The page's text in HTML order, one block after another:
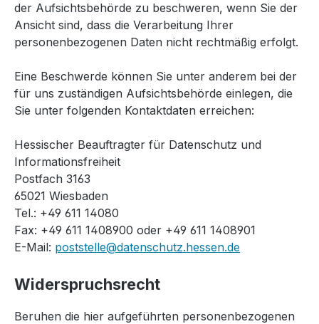
der Aufsichtsbehörde zu beschweren, wenn Sie der
Ansicht sind, dass die Verarbeitung Ihrer
personenbezogenen Daten nicht rechtmäßig erfolgt.
Eine Beschwerde können Sie unter anderem bei der
für uns zuständigen Aufsichtsbehörde einlegen, die
Sie unter folgenden Kontaktdaten erreichen:
Hessischer Beauftragter für Datenschutz und
Informationsfreiheit
Postfach 3163
65021 Wiesbaden
Tel.: +49 611 14080
Fax: +49 611 1408900 oder +49 611 1408901
E-Mail: poststelle@datenschutz.hessen.de
Widerspruchsrecht
Beruhen die hier aufgeführten personenbezogenen